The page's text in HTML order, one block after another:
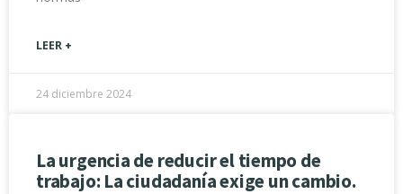
LEER +
24 diciembre 2024
La urgencia de reducir el tiempo de
trabajo: La ciudadanía exige un cambio.